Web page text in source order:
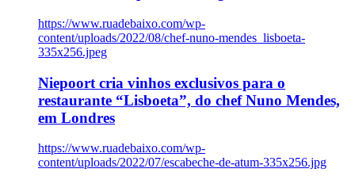
https://www.ruadebaixo.com/wp-
content/uploads/2022/08/chef-nuno-mendes_lisboeta-
335x256.jpeg
Niepoort cria vinhos exclusivos para o
restaurante “Lisboeta”, do chef Nuno Mendes,
em Londres
https://www.ruadebaixo.com/wp-
content/uploads/2022/07/escabeche-de-atum-335x256.jpg